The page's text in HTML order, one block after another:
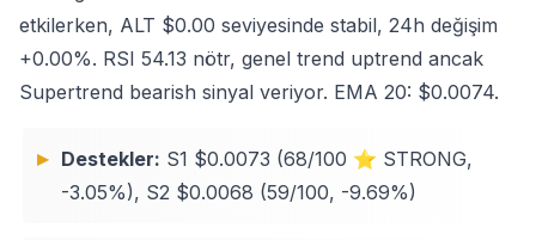
etkilerken, ALT $0.00 seviyesinde stabil, 24h değişim
+0.00%. RSI 54.13 nötr, genel trend uptrend ancak
Supertrend bearish sinyal veriyor. EMA 20: $0.0074.
Destekler: S1 $0.0073 (68/100 ⭐ STRONG,
-3.05%), S2 $0.0068 (59/100, -9.69%)